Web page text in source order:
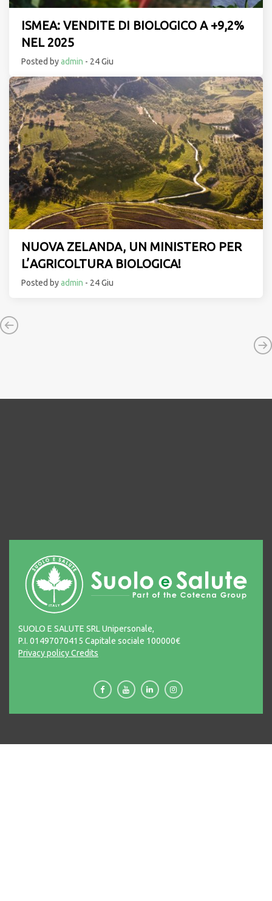
ISMEA: VENDITE DI BIOLOGICO A +9,2%
NEL 2025
Posted byadmin - 24 Giu
NUOVA ZELANDA, UN MINISTERO PER
L’AGRICOLTURA BIOLOGICA!
Posted byadmin - 24 Giu
SUOLO E SALUTE SRL Unipersonale,
P.I. 01497070415 Capitale sociale 100000€
Privacy policyCredits